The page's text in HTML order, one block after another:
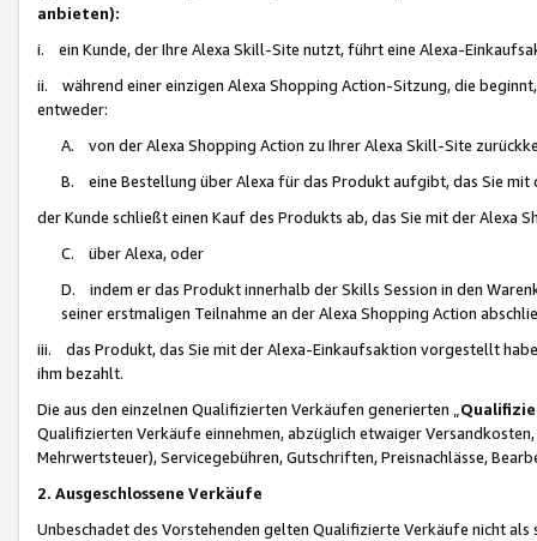
anbieten):
i. ein Kunde, der Ihre Alexa Skill-Site nutzt, führt eine Alexa-
ii. während einer einzigen Alexa Shopping Action-Sitzung, die
entweder:
A. von der Alexa Shopping Action zu Ihrer Alexa Skill-Site
B. eine Bestellung über Alexa für das Produkt aufgibt, das Sie mit
der Kunde schließt einen Kauf des Produkts ab, das Sie mit der Alexa
C. über Alexa, oder
D. indem er das Produkt innerhalb der Skills Session in den
seiner erstmaligen Teilnahme an der Alexa Shopping Action
iii. das Produkt, das Sie mit der Alexa-Einkaufsaktion vorgestellt
ihm bezahlt.
Die aus den einzelnen Qualifizierten Verkäufen generierten „
Qualifizierten Verkäufe einnehmen, abzüglich etwaiger
Mehrwertsteuer), Servicegebühren, Gutschriften, Preisnachlässe,
2. Ausgeschlossene Verkäufe
Unbeschadet des Vorstehenden gelten Qualifizierte Verkäufe nicht